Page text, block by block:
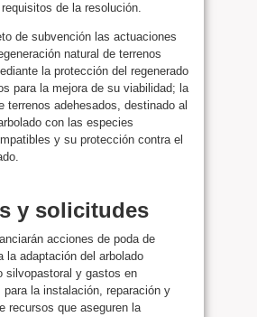
de la resolución.
de subvención las actuaciones
natural de terrenos
la protección del regenerado
para la mejora de su viabilidad; la
terrenos adehesados, destinado al
con las especies
y su protección contra el
y solicitudes
acciones de poda de
la adaptación del arbolado
silvopastoral y gastos en
para la instalación, reparación y
recursos que aseguren la